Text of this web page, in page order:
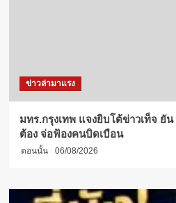
ข่าวล่ามาแรง
มทร.กรุงเทพ แจงยิบโต้ข่าวเท็จ ยั
ต้อง จ่อฟ้องคนบิดเบือน
ตอนนั้น 06/08/2026